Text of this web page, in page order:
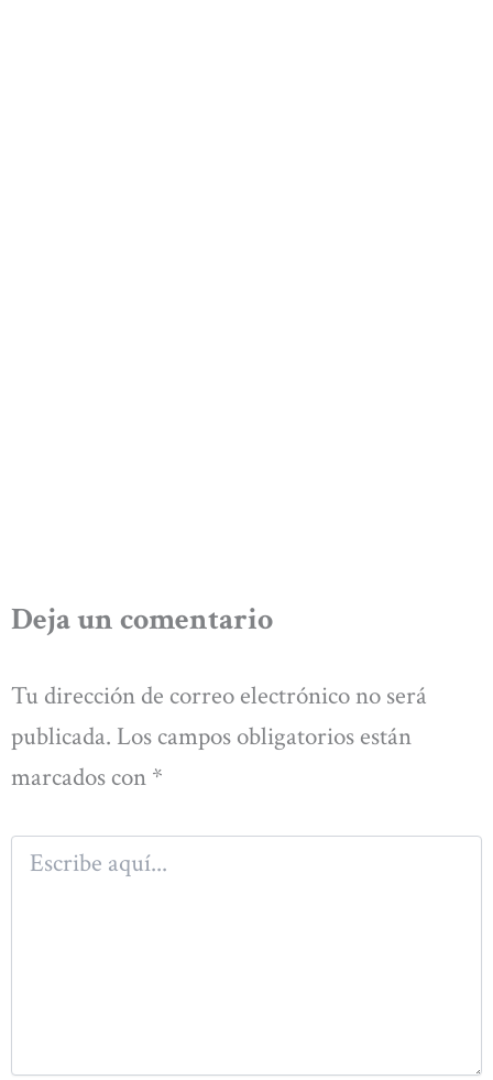
Deja un comentario
Tu dirección de correo electrónico no será
publicada. Los campos obligatorios están
marcados con *
Escribe
aquí...